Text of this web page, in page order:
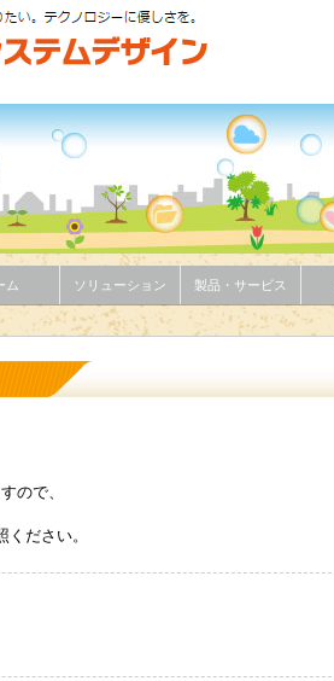
ム ソリューション 製品・サービス
ので、
ださい。